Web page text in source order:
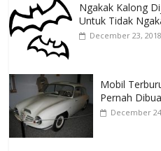
Ngakak Kalong
Untuk Tidak
December 23, 2018
Mobil
Pernah
December